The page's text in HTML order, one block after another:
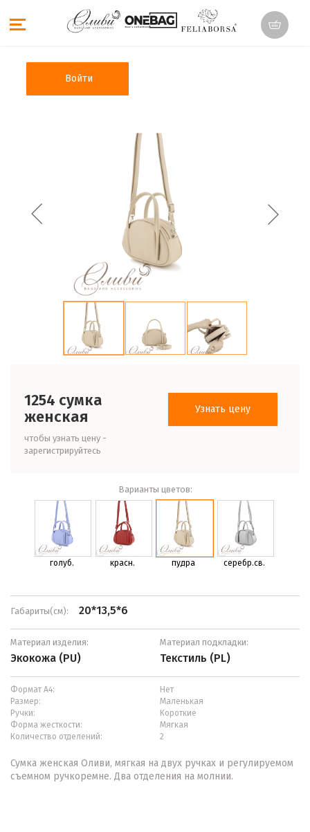
Войти
1254 сумка
женская
чтобы узнать цену -
зарегистрируйтесь
Узнать цену
Варианты цветов:
голуб. красн. пудра серебр.св.
Габариты(см): 20*13,5*6
Материал изделия:
Экокожа (PU)
Материал подкладки:
Текстиль (PL)
Формат А4:
Нет
Размер:
Маленькая
Ручки:
Короткие
Форма жесткости:
Мягкая
Количество отделений:
2
Сумка женская Оливи, мягкая на двух ручках и регулируемом
съемном ручкоремне. Два отделения на молнии.